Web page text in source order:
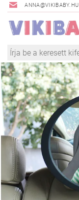
ANNA@VIKIBABY.HU